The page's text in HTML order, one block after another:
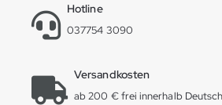
Hotline
037754 3090
Versandkosten
ab 200 € frei innerhalb